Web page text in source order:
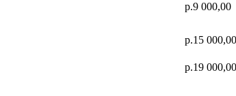
р.9 000,00
р.15 000,00
р.19 000,00